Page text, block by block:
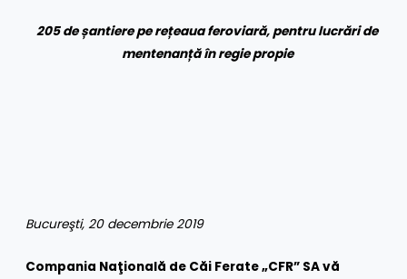
205 de șantiere pe rețeaua feroviară, pentru lucrări de
mentenanță în regie propie
Bucureşti, 20 decembrie 2019
Compania Naţională de Căi Ferate „CFR” SA vă